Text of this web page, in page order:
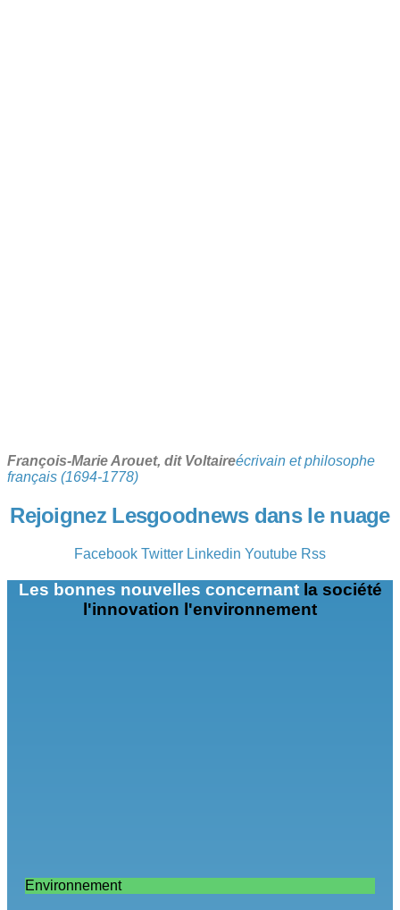
François-Marie Arouet, dit Voltaireécrivain et philosophe
français (1694-1778)
Rejoignez Lesgoodnews dans le nuage
Facebook Twitter Linkedin Youtube Rss
Les bonnes nouvelles concernant la société
l'innovation l'environnement
Environnement